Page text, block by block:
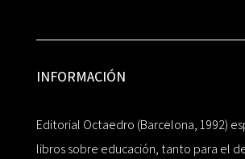
INFORMACIÓN
Editorial Octaedro (Barcelona, 1992)
libros sobre educación, tanto para el